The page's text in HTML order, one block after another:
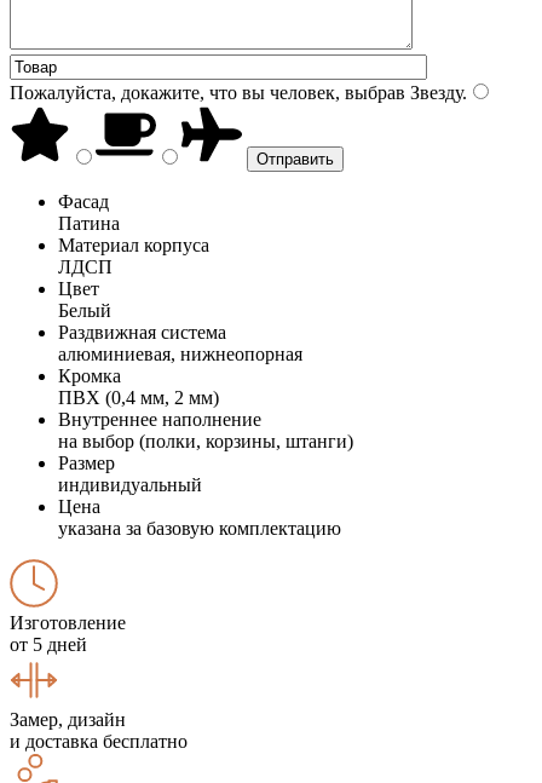
Пожалуйста, докажите, что вы человек, выбрав Звезду.
Фасад
Патина
Материал корпуса
ЛДСП
Цвет
Белый
Раздвижная система
алюминиевая, нижнеопорная
Кромка
ПВХ (0,4 мм, 2 мм)
Внутреннее наполнение
на выбор (полки, корзины, штанги)
Размер
индивидуальный
Цена
указана за базовую комплектацию
Изготовление
от 5 дней
Замер, дизайн
и доставка бесплатно